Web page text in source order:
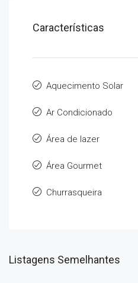
Características
Aquecimento Solar
Ar Condicionado
Área de lazer
Área Gourmet
Churrasqueira
Listagens Semelhantes